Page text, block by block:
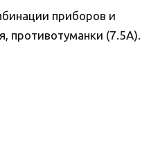
приборов и
противотуманки (7.5А).